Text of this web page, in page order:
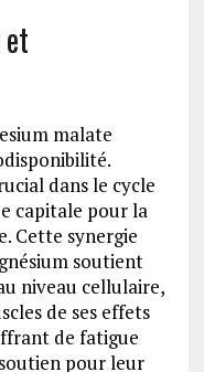
malate
dans le cycle
capitale pour la
Cette synergie
soutient
niveau cellulaire,
de ses effets
de fatigue
pour leur